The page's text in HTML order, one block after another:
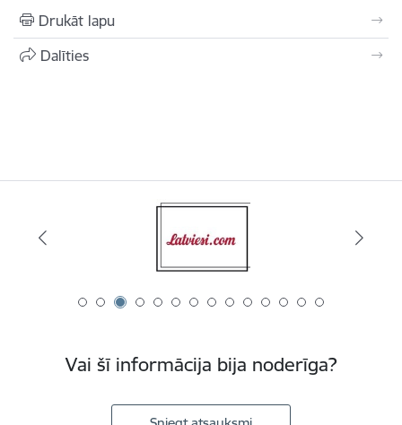
Drukāt lapu
Dalīties
Vai šī informācija bija noderīga?